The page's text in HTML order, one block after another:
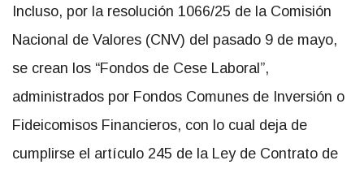
Incluso, por la resolución 1066/25 de la Comisión
Nacional de Valores (CNV) del pasado 9 de mayo,
se crean los “Fondos de Cese Laboral”,
administrados por Fondos Comunes de Inversión o
Fideicomisos Financieros, con lo cual deja de
cumplirse el artículo 245 de la Ley de Contrato de